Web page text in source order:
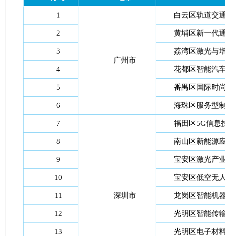
1
广州市
白云区轨道交
2 黄埔区新一代
3 荔湾区激光与
4 花都区智能汽
5 番禺区国际时
6 海珠区服务型
7
深圳市
福田区5G信息
8 南山区新能源
9 宝安区激光产
10 宝安区低空无
11 龙岗区智能机
12 光明区智能传
13 光明区电子材